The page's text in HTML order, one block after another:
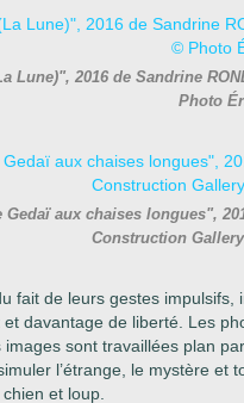
Lune)", 2016 de Sandrine
Photo
Gedaï aux chaises longues",
Construction
fait de leurs gestes
davantage de liberté. Les
images sont travaillées plan par
l’étrange, le mystère et
et loup.